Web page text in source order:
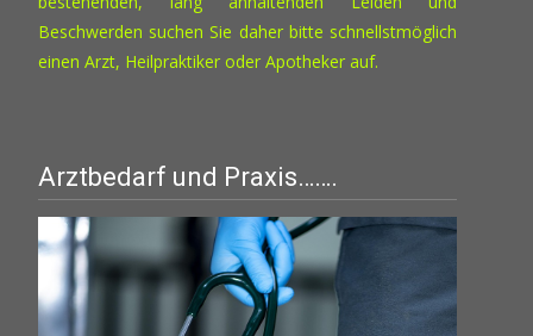
Beschwerden suchen Sie daher bitte schnellstmöglich
einen Arzt, Heilpraktiker oder Apotheker auf.
Arztbedarf und Praxis…….